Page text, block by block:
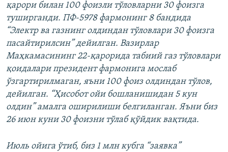
қарори билан 100 фоизли тўловларни 30 фоизга
туширганди. ПФ-5978 фармонинг 8 бандида
“Электр ва газнинг олдиндан тўловлари 30 фоизга
пасайтирилсин” дейилган. Вазирлар
Маҳкамасининг 22-қарорида табиий газ тўловлари
қоидалари президент фармонига мослаб
ўзгартирилмаган, яъни 100 фоиз олдиндан тўлов,
дейилган. “Ҳисобот ойи бошланишидан 5 кун
олдин” амалга оширилиши белгиланган. Яъни биз
26 июн куни 30 фоизни тўлаб қўйдик вақтида.
Июль ойига ўтиб, биз 1 млн кубга “заявка”